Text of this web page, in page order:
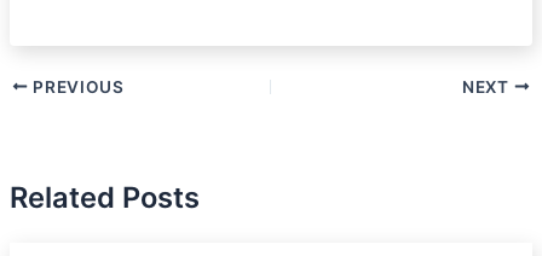
PREVIOUS NEXT
Related Posts